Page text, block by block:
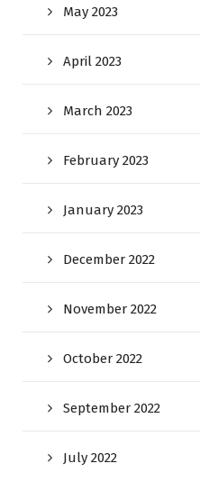
May 2023
April 2023
March 2023
February 2023
January 2023
December 2022
November 2022
October 2022
September 2022
July 2022